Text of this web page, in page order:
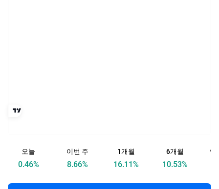
오늘
0.46%
이번 주
8.66%
1개월
16.11%
6개월
10.53%
연